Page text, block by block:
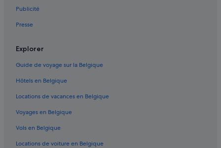
Publicité
Presse
Explorer
Guide de voyage sur la Belgique
Hôtels en Belgique
Locations de vacances en Belgique
Voyages en Belgique
Vols en Belgique
Locations de voiture en Belgique